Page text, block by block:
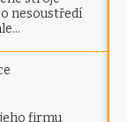
nesoustředí
jeho firmu